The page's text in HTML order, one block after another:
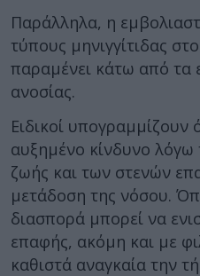
Παράλληλα, η
τύπους μηνιγγίτιδας
παραμένει κάτω από τα
ανοσίας.
Ειδικοί υπογραμμίζουν
αυξημένο κίνδυνο λόγω
ζωής και των στενών
μετάδοση της νόσου.
διασπορά μπορεί να
επαφής, ακόμη και με
καθιστά αναγκαία την